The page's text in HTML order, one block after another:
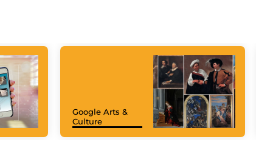
Google Arts &
Culture